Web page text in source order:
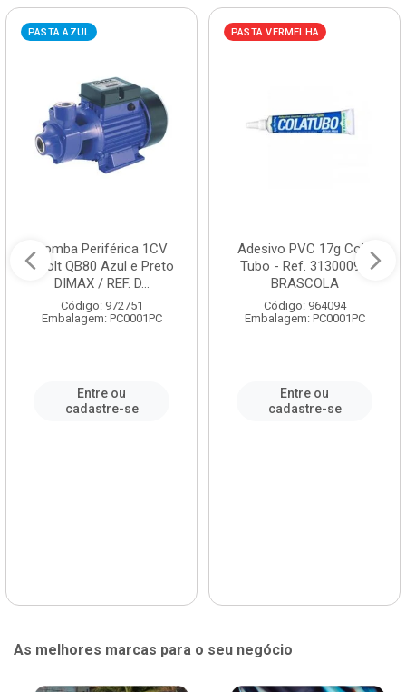
PASTA AZUL
Bomba Periférica 1CV
Bivolt QB80 Azul e Preto
DIMAX / REF. D...
Código: 972751
Embalagem: PC0001PC
Entre ou
cadastre-se
PASTA VERMELHA
Adesivo PVC 17g Cola
Tubo - Ref. 3130009 -
BRASCOLA
Código: 964094
Embalagem: PC0001PC
Entre ou
cadastre-se
As melhores marcas para o seu negócio